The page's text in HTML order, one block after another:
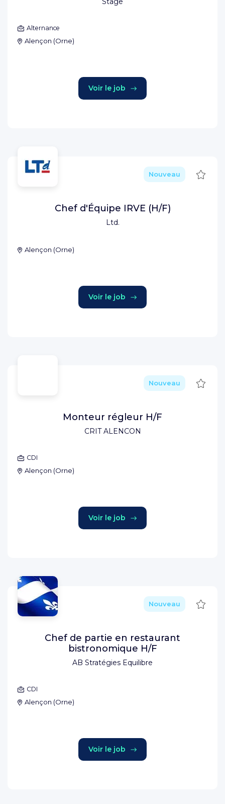
Alternance
Alençon (Orne)
Voir le job
Ltd.
Nouveau
Chef d'Équipe IRVE (H/F)
Alençon (Orne)
Voir le job
CRIT ALENCON
Nouveau
Monteur régleur H/F
CDI
Alençon (Orne)
Voir le job
AB Stratégies Equilibre
Nouveau
Chef de partie en restaurant
bistronomique H/F
CDI
Alençon (Orne)
Voir le job